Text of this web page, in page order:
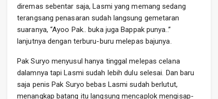
diremas sebentar saja, Lasmi yang memang sedang
terangsang penasaran sudah langsung gemetaran
suaranya, “Ayoo Pak.. buka juga Bappak punya..”
lanjutnya dengan terburu-buru melepas bajunya.
Pak Suryo menyusul hanya tinggal melepas celana
dalamnya tapi Lasmi sudah lebih dulu selesai. Dan baru
saja penis Pak Suryo bebas Lasmi sudah berlutut,
menangkap batang itu langsung mencaplok mengisap-